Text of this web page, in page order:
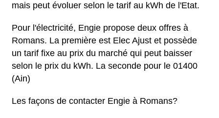
mais peut évoluer selon le tarif au kWh de l'Etat.
Pour l'électricité, Engie propose deux offres à
Romans. La première est Elec Ajust et possède
un tarif fixe au prix du marché qui peut baisser
selon le prix du kWh. La seconde pour le 01400
(Ain)
Les façons de contacter Engie à Romans?